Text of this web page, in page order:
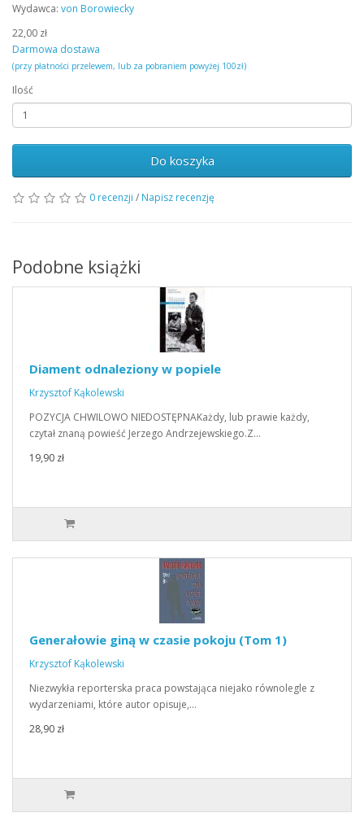
Wydawca: von Borowiecky
22,00 zł
Darmowa dostawa
(przy płatności przelewem, lub za pobraniem powyżej 100zł)
Ilość
Do koszyka
0 recenzji / Napisz recenzję
Podobne książki
Diament odnaleziony w popiele
Krzysztof Kąkolewski
POZYCJA CHWILOWO NIEDOSTĘPNAKażdy, lub prawie każdy,
czytał znaną powieść Jerzego Andrzejewskiego.Z…
19,90 zł
Generałowie giną w czasie pokoju (Tom 1)
Krzysztof Kąkolewski
Niezwykła reporterska praca powstająca niejako równolegle z
wydarzeniami, które autor opisuje,…
28,90 zł